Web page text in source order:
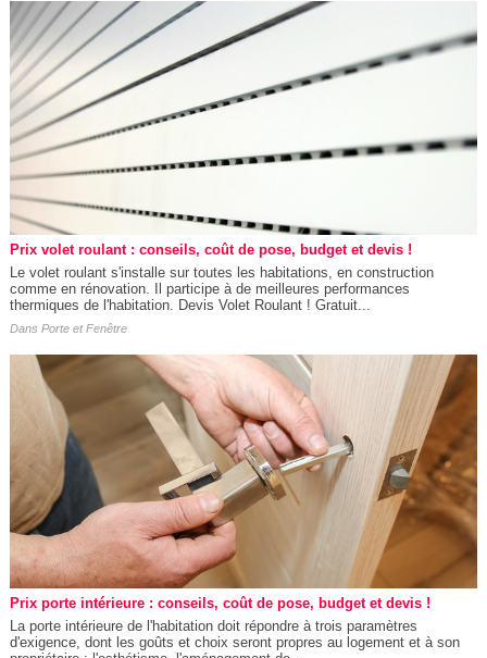
Prix volet roulant : conseils, coût de pose, budget et devis !
Le volet roulant s'installe sur toutes les habitations, en construction
comme en rénovation. Il participe à de meilleures performances
thermiques de l'habitation. Devis Volet Roulant ! Gratuit...
Dans Porte et Fenêtre
Prix porte intérieure : conseils, coût de pose, budget et devis !
La porte intérieure de l'habitation doit répondre à trois paramètres
d'exigence, dont les goûts et choix seront propres au logement et à son